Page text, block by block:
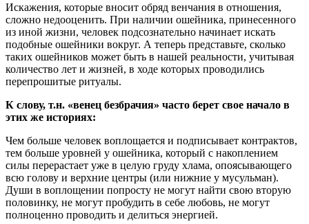
Искажения, которые вносит обряд венчания в отношения,
сложно недооценить. При наличии ошейника, принесенного
из иной жизни, человек подсознательно начинает искать
подобные ошейники вокруг. А теперь представьте, сколько
таких ошейников может быть в нашей реальности, учитывая
количество лет и жизней, в ходе которых проводились
перепрошитые ритуалы.
К слову, т.н. «венец безбрачия» часто берет свое начало в
этих же историях:
Чем больше человек воплощается и подписывает контрактов,
тем больше уровней у ошейника, который с накоплением
силы перерастает уже в целую груду хлама, опоясывающего
всю голову и верхние центры (или нижние у мусульман).
Души в воплощении попросту не могут найти свою вторую
половинку, не могут пробудить в себе любовь, не могут
полноценно проводить и делиться энергией.